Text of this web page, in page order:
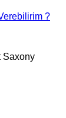
?
Saxony